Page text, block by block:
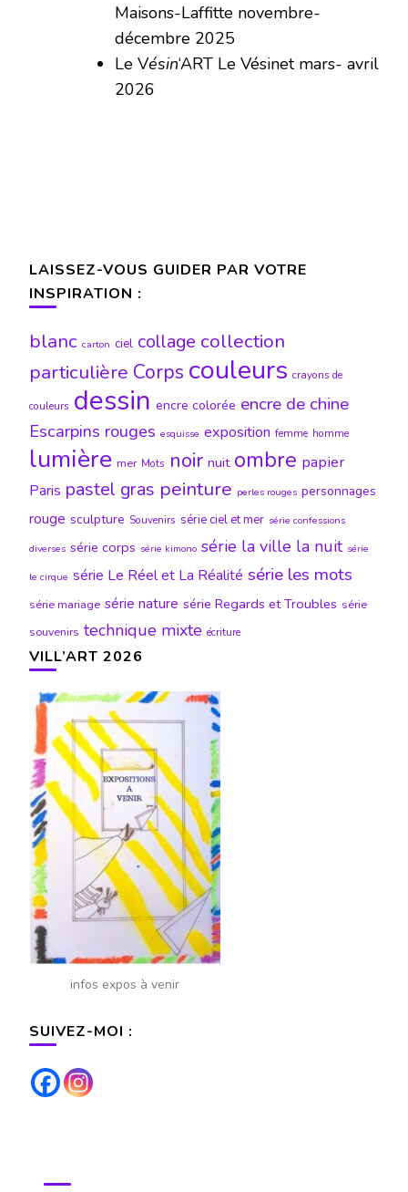
Maisons-Laffitte novembre-
décembre 2025
Le Vésin‘ART Le Vésinet mars- avril
2026
LAISSEZ-VOUS GUIDER PAR VOTRE
INSPIRATION :
blanc carton ciel collage collection
particulière Corps couleurs crayons de
couleurs dessin encre colorée encre de chine
Escarpins rouges esquisse exposition femme homme
lumière mer Mots noir nuit ombre papier
Paris pastel gras peinture perles rouges personnages
rouge sculpture Souvenirs série ciel et mer série confessions
diverses série corps série kimono série la ville la nuit série
le cirque série Le Réel et La Réalité série les mots
série mariage série nature série Regards et Troubles série
souvenirs technique mixte écriture
VILL’ART 2026
infos expos à venir
SUIVEZ-MOI :